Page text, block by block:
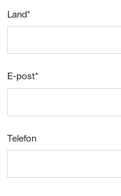
Land*
E-post*
Telefon